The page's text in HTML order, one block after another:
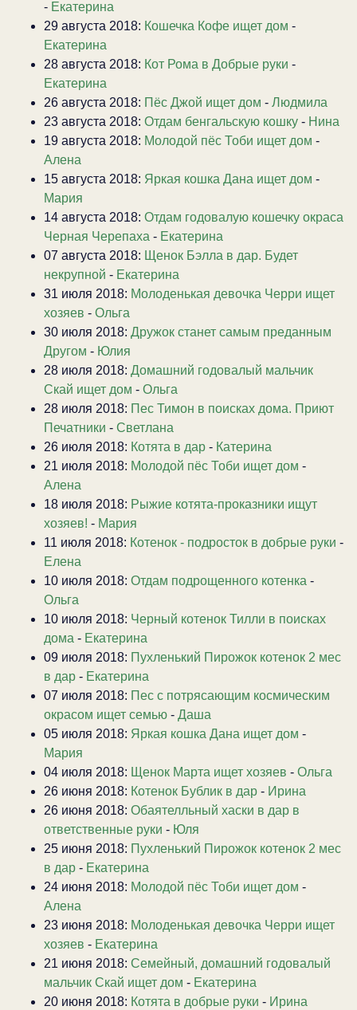
- Екатерина
29 августа 2018: Кошечка Кофе ищет дом -
Екатерина
28 августа 2018: Кот Рома в Добрые руки -
Екатерина
26 августа 2018: Пёс Джой ищет дом - Людмила
23 августа 2018: Отдам бенгальскую кошку - Нина
19 августа 2018: Молодой пёс Тоби ищет дом -
Алена
15 августа 2018: Яркая кошка Дана ищет дом -
Мария
14 августа 2018: Отдам годовалую кошечку окраса
Черная Черепаха - Екатерина
07 августа 2018: Щенок Бэлла в дар. Будет
некрупной - Екатерина
31 июля 2018: Молоденькая девочка Черри ищет
хозяев - Ольга
30 июля 2018: Дружок станет самым преданным
Другом - Юлия
28 июля 2018: Домашний годовалый мальчик
Скай ищет дом - Ольга
28 июля 2018: Пес Тимон в поисках дома. Приют
Печатники - Светлана
26 июля 2018: Котята в дар - Катерина
21 июля 2018: Молодой пёс Тоби ищет дом -
Алена
18 июля 2018: Рыжие котята-проказники ищут
хозяев! - Мария
11 июля 2018: Котенок - подросток в добрые руки -
Елена
10 июля 2018: Отдам подрощенного котенка -
Ольга
10 июля 2018: Черный котенок Тилли в поисках
дома - Екатерина
09 июля 2018: Пухленький Пирожок котенок 2 мес
в дар - Екатерина
07 июля 2018: Пес с потрясающим космическим
окрасом ищет семью - Даша
05 июля 2018: Яркая кошка Дана ищет дом -
Мария
04 июля 2018: Щенок Марта ищет хозяев - Ольга
26 июня 2018: Котенок Бублик в дар - Ирина
26 июня 2018: Обаятелльный хаски в дар в
ответственные руки - Юля
25 июня 2018: Пухленький Пирожок котенок 2 мес
в дар - Екатерина
24 июня 2018: Молодой пёс Тоби ищет дом -
Алена
23 июня 2018: Молоденькая девочка Черри ищет
хозяев - Екатерина
21 июня 2018: Семейный, домашний годовалый
мальчик Скай ищет дом - Екатерина
20 июня 2018: Котята в добрые руки - Ирина